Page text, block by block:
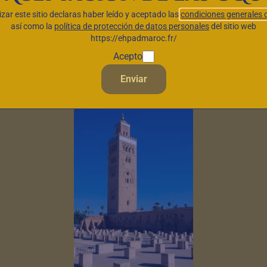
residencias de
de ancianos en
este sitio declaras haber leído y aceptado lascondiciones generales
así como la política de protección de datos personalesdel sitio web
https://ehpadmaroc.fr/
Acepto
Enviar